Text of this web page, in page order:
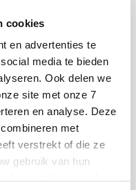
cookies
en advertenties te
media te bieden
Ook delen we
site met onze 7
en analyse. Deze
met
verstrekt of die ze
gebruik van hun